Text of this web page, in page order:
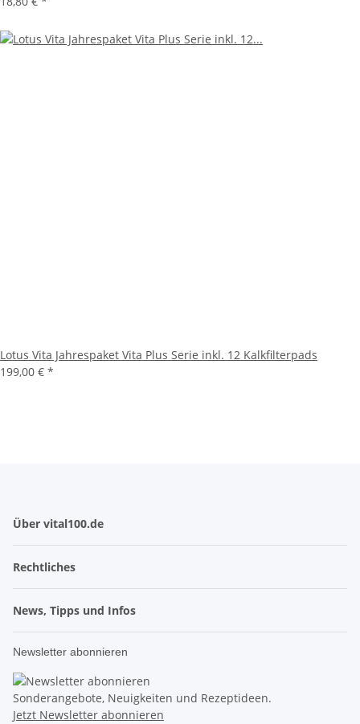
Lotus Vita Jahrespaket Vita Plus Serie inkl. 12 Kalkfilterpads
199,00 € *
Über vital100.de
Rechtliches
News, Tipps und Infos
Newsletter abonnieren
Sonderangebote, Neuigkeiten und Rezeptideen.
Jetzt Newsletter abonnieren